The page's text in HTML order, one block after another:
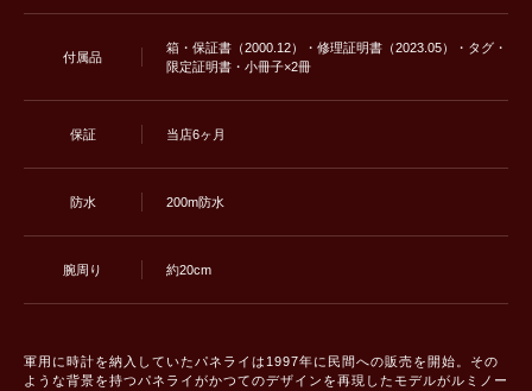
付属品
箱・保証書（2000.12）・修理証明書（2023.05）・タグ・
限定証明書・小冊子×2冊
保証 当店6ヶ月
防水 200m防水
腕周り 約20cm
軍用に時計を納入していたパネライは1997年に民間への販売を開始。その
ような背景を持つパネライがかつてのデザインを再現したモデルがルミノー